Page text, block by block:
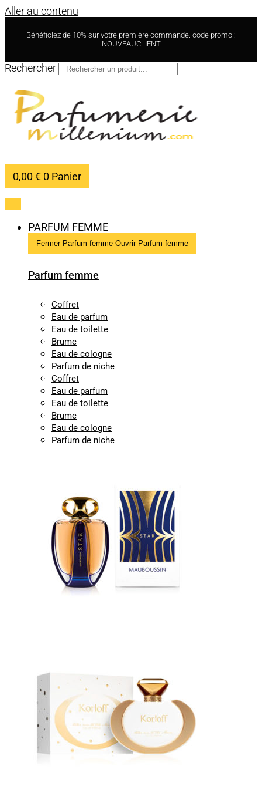
Aller au contenu
Bénéficiez de 10% sur votre première commande. code promo :
NOUVEAUCLIENT
Rechercher
0,00€ 0 Panier
PARFUM FEMME
Fermer Parfum femme Ouvrir Parfum femme
Parfum femme
Coffret
Eau de parfum
Eau de toilette
Brume
Eau de cologne
Parfum de niche
Coffret
Eau de parfum
Eau de toilette
Brume
Eau de cologne
Parfum de niche